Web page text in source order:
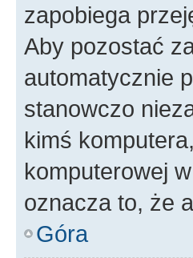
zapobiega
Aby pozostać
automatycznie
stanowczo
kimś
komputerowej
oznacza to, że
Góra